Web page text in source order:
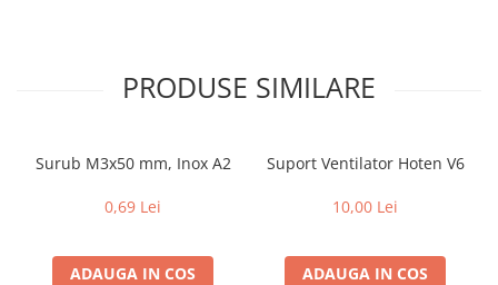
PRODUSE SIMILARE
Surub M3x50 mm, Inox A2
0,69 Lei
ADAUGA IN COS
Suport Ventilator Hoten V6
10,00 Lei
ADAUGA IN COS